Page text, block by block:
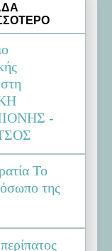
-
Το
της